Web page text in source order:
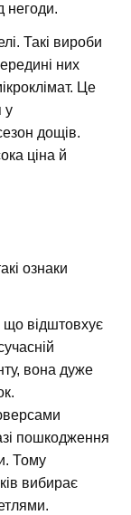
негоди.
Такі вироби
них
Це
у
дощів.
ціна й
ознаки
що відштовхує
вона дуже
пошкодження
Тому
вибирає